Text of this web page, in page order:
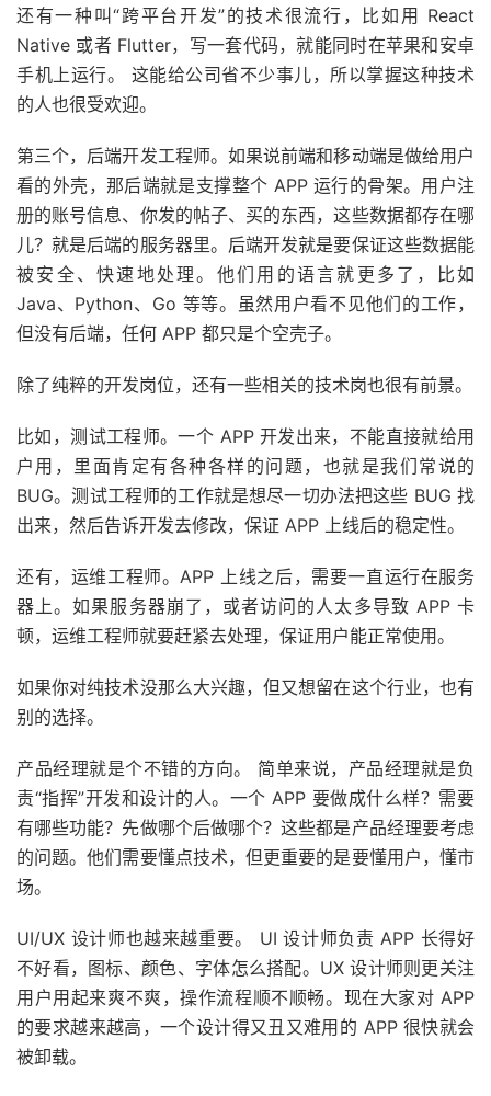
还有一种叫“跨平台开发”的技术很流行，比如用 React
Native 或者 Flutter，写一套代码，就能同时在苹果和安卓
手机上运行。 这能给公司省不少事儿，所以掌握这种技术
的人也很受欢迎。
第三个，后端开发工程师。如果说前端和移动端是做给用户
看的外壳，那后端就是支撑整个 APP 运行的骨架。用户注
册的账号信息、你发的帖子、买的东西，这些数据都存在哪
儿？就是后端的服务器里。后端开发就是要保证这些数据能
被安全、快速地处理。他们用的语言就更多了，比如
Java、Python、Go 等等。虽然用户看不见他们的工作，
但没有后端，任何 APP 都只是个空壳子。
除了纯粹的开发岗位，还有一些相关的技术岗也很有前景。
比如，测试工程师。一个 APP 开发出来，不能直接就给用
户用，里面肯定有各种各样的问题，也就是我们常说的
BUG。测试工程师的工作就是想尽一切办法把这些 BUG 找
出来，然后告诉开发去修改，保证 APP 上线后的稳定性。
还有，运维工程师。APP 上线之后，需要一直运行在服务
器上。如果服务器崩了，或者访问的人太多导致 APP 卡
顿，运维工程师就要赶紧去处理，保证用户能正常使用。
如果你对纯技术没那么大兴趣，但又想留在这个行业，也有
别的选择。
产品经理就是个不错的方向。 简单来说，产品经理就是负
责“指挥”开发和设计的人。一个 APP 要做成什么样？需要
有哪些功能？先做哪个后做哪个？这些都是产品经理要考虑
的问题。他们需要懂点技术，但更重要的是要懂用户，懂市
场。
UI/UX 设计师也越来越重要。 UI 设计师负责 APP 长得好
不好看，图标、颜色、字体怎么搭配。UX 设计师则更关注
用户用起来爽不爽，操作流程顺不顺畅。现在大家对 APP
的要求越来越高，一个设计得又丑又难用的 APP 很快就会
被卸载。